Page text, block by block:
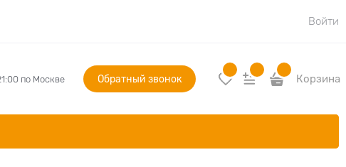
Войти
по Москве Обратный звонок Корзина